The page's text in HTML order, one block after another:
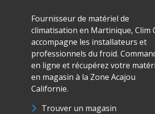
Fournisseur de matériel de
climatisation en Martinique, Clim
accompagne les installateurs et
professionnels du froid.
en ligne et récupérez votre
en magasin à la Zone Acajou
Californie.
Trouver un magasin